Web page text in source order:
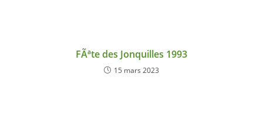
FÃªte des Jonquilles 1993
15 mars 2023